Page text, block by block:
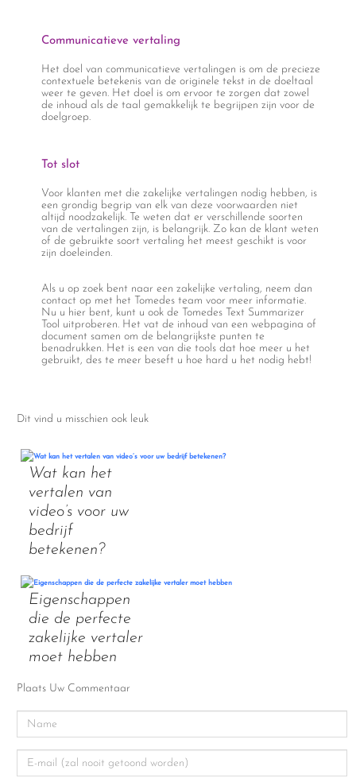
Communicatieve vertaling
Het doel van communicatieve vertalingen is om de precieze
contextuele betekenis van de originele tekst in de doeltaal
weer te geven. Het doel is om ervoor te zorgen dat zowel
de inhoud als de taal gemakkelijk te begrijpen zijn voor de
doelgroep.
Tot slot
Voor klanten met die zakelijke vertalingen nodig hebben, is
een grondig begrip van elk van deze voorwaarden niet
altijd noodzakelijk. Te weten dat er verschillende soorten
van de vertalingen zijn, is belangrijk. Zo kan de klant weten
of de gebruikte soort vertaling het meest geschikt is voor
zijn doeleinden.
Als u op zoek bent naar een zakelijke vertaling, neem dan
contact op met het Tomedes team voor meer informatie.
Nu u hier bent, kunt u ook de Tomedes Text Summarizer
Tool uitproberen. Het vat de inhoud van een webpagina of
document samen om de belangrijkste punten te
benadrukken. Het is een van die tools dat hoe meer u het
gebruikt, des te meer beseft u hoe hard u het nodig hebt!
Dit vind u misschien ook leuk
Wat kan het
vertalen van
video’s voor uw
bedrijf
betekenen?
Eigenschappen
die de perfecte
zakelijke vertaler
moet hebben
Plaats Uw Commentaar